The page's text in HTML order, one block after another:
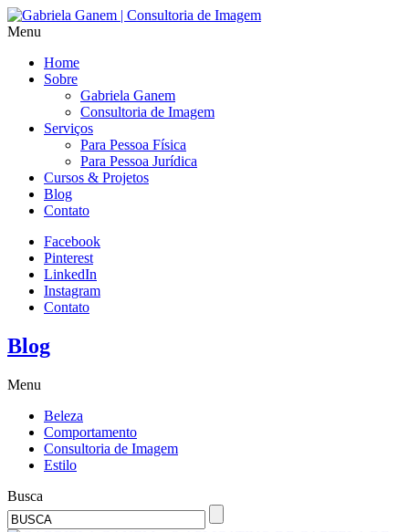
Menu
Home
Sobre
Gabriela Ganem
Consultoria de Imagem
Serviços
Para Pessoa Física
Para Pessoa Jurídica
Cursos & Projetos
Blog
Contato
Facebook
Pinterest
LinkedIn
Instagram
Contato
Blog
Menu
Beleza
Comportamento
Consultoria de Imagem
Estilo
Busca